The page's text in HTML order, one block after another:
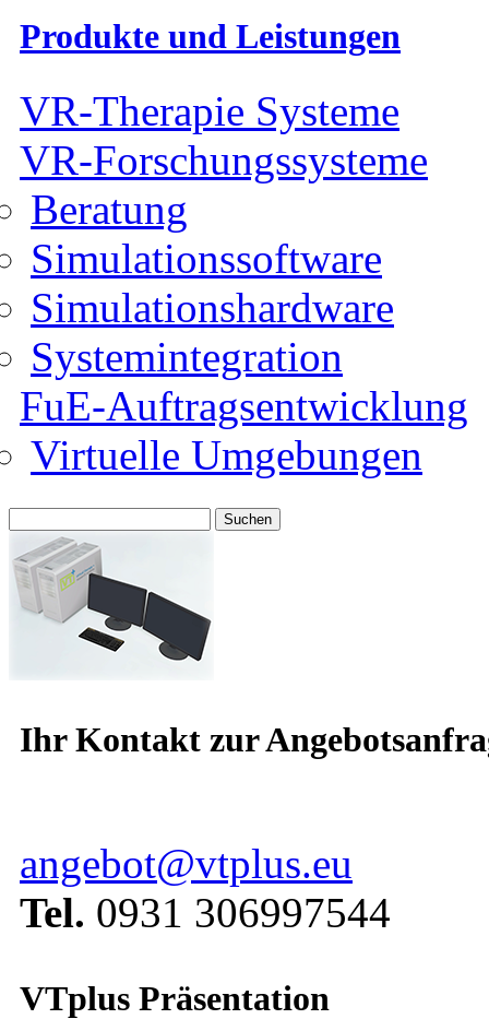
Produkte und Leistungen
VR-Therapie Systeme
VR-Forschungssysteme
Beratung
Simulationssoftware
Simulationshardware
Systemintegration
FuE-Auftragsentwicklung
Virtuelle Umgebungen
nach:
Ihr Kontakt zur
angebot@vtplus.eu
Tel. 0931 306997544
VTplus Präsentation